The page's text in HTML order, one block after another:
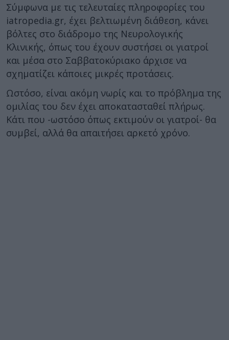
Σύμφωνα με τις τελευταίες πληροφορίες του
iatropedia.gr, έχει βελτιωμένη διάθεση, κάνει
βόλτες στο διάδρομο της Νευρολογικής
Κλινικής, όπως του έχουν συστήσει οι γιατροί
και μέσα στο Σαββατοκύριακο άρχισε να
σχηματίζει κάποιες μικρές προτάσεις.
Ωστόσο, είναι ακόμη νωρίς και το πρόβλημα της
ομιλίας του δεν έχει αποκατασταθεί πλήρως.
Κάτι που -ωστόσο όπως εκτιμούν οι γιατροί- θα
συμβεί, αλλά θα απαιτήσει αρκετό χρόνο.